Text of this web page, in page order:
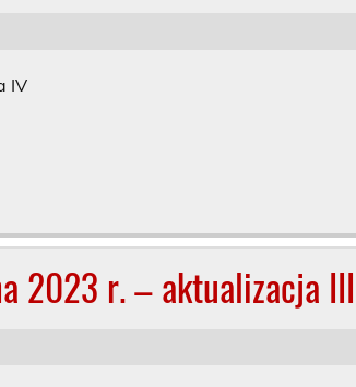
IV
2023 r. – aktualizacja III